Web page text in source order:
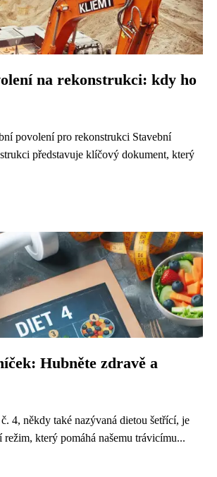
na rekonstrukci: kdy ho
povolení pro rekonstrukci Stavební
představuje klíčový dokument, který
Hubněte zdravě a
4, někdy také nazývaná dietou šetřící, je
režim, který pomáhá našemu trávicímu...